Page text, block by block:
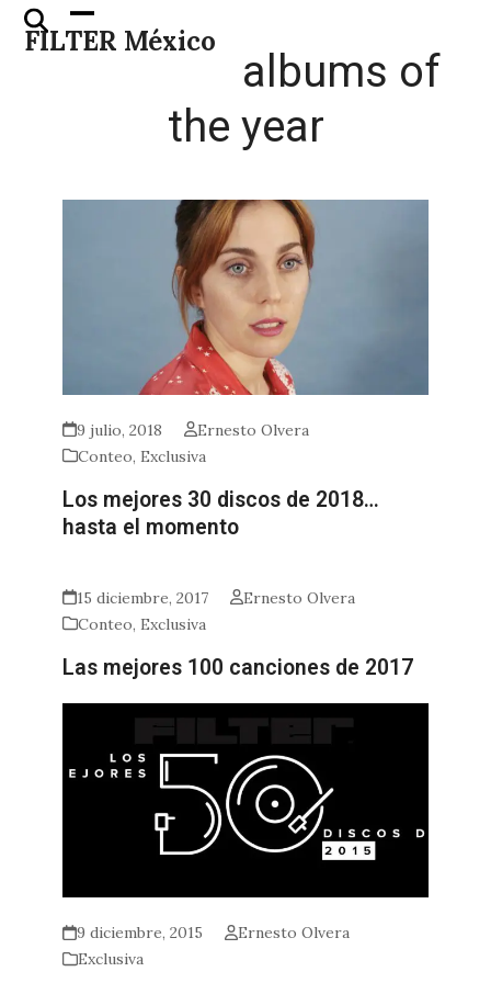
Skip
FILTER México
Open
mobile
Close
mobile
albums of
the year
9 julio, 2018
Ernesto Olvera
Conteo,Exclusiva
Los mejores 30 discos de 2018…
hasta el momento
15 diciembre, 2017
Ernesto Olvera
Conteo,Exclusiva
Las mejores 100 canciones de 2017
9 diciembre, 2015
Ernesto Olvera
Exclusiva